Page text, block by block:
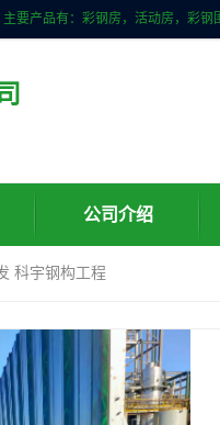
公司介绍
科宇钢构工程